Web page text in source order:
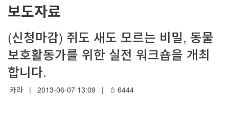
보도자료
(신청마감) 쥐도 새도 모르는 비밀, 동물
보호활동가를 위한 실전 워크숍을 개최
합니다.
카라 | 2013-06-07 13:09 | 6444